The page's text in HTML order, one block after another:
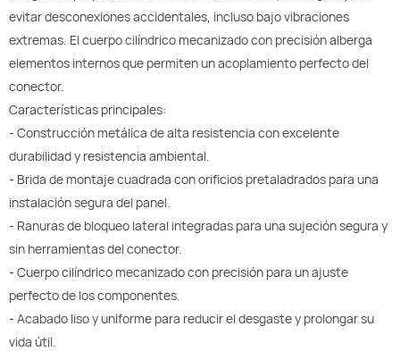
evitar desconexiones accidentales, incluso bajo vibraciones
extremas. El cuerpo cilíndrico mecanizado con precisión alberga
elementos internos que permiten un acoplamiento perfecto del
conector.
Características principales:
- Construcción metálica de alta resistencia con excelente
durabilidad y resistencia ambiental.
- Brida de montaje cuadrada con orificios pretaladrados para una
instalación segura del panel.
- Ranuras de bloqueo lateral integradas para una sujeción segura y
sin herramientas del conector.
- Cuerpo cilíndrico mecanizado con precisión para un ajuste
perfecto de los componentes.
- Acabado liso y uniforme para reducir el desgaste y prolongar su
vida útil.